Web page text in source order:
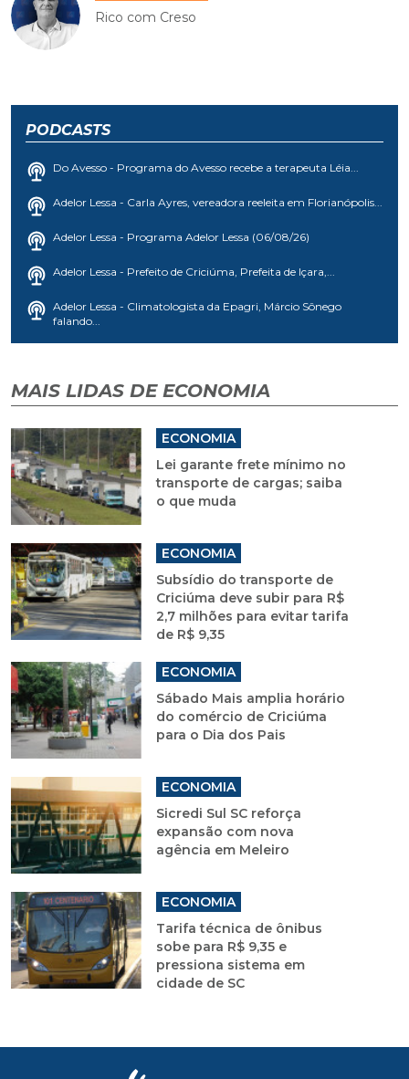
Rico com Creso
PODCASTS
Do Avesso - Programa do Avesso recebe a terapeuta Léia...
Adelor Lessa - Carla Ayres, vereadora reeleita em Florianópolis...
Adelor Lessa - Programa Adelor Lessa (06/08/26)
Adelor Lessa - Prefeito de Criciúma, Prefeita de Içara,...
Adelor Lessa - Climatologista da Epagri, Márcio Sônego
falando...
MAIS LIDAS DE ECONOMIA
ECONOMIA
Lei garante frete mínimo no
transporte de cargas; saiba
o que muda
ECONOMIA
Subsídio do transporte de
Criciúma deve subir para R$
2,7 milhões para evitar tarifa
de R$ 9,35
ECONOMIA
Sábado Mais amplia horário
do comércio de Criciúma
para o Dia dos Pais
ECONOMIA
Sicredi Sul SC reforça
expansão com nova
agência em Meleiro
ECONOMIA
Tarifa técnica de ônibus
sobe para R$ 9,35 e
pressiona sistema em
cidade de SC